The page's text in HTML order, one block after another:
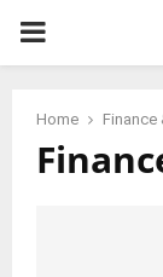
PRIMARY
Home Finance